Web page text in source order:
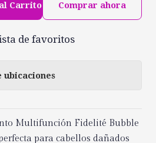
Carrito Comprar ahora
de favoritos
ubicaciones
Multifunción Fidelité Bubble
para cabellos dañados